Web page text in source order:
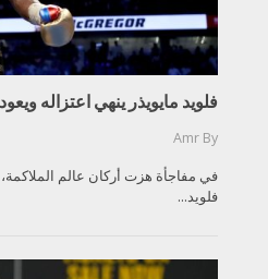
فلويد مايويذر ينهي اعتزاله
By
Amr
في مفاجأة هزت أركان عالم
فلويد...